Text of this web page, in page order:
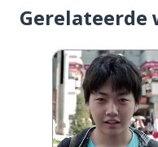
Gerelateerde